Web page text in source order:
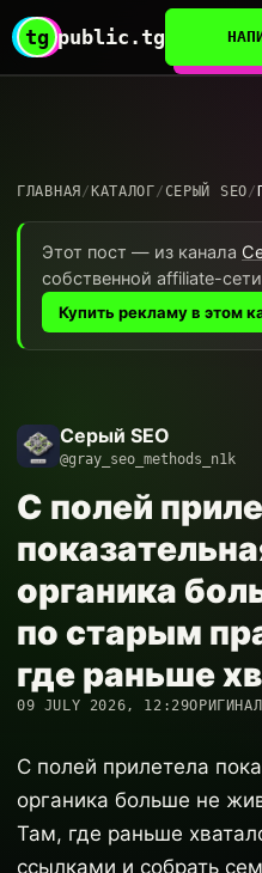
tg public.tg
ГЛАВНАЯ / КАТАЛОГ/СЕРЫЙ SEO/
Этот пост — из канала
собственной affiliate-сети
Купить рекламу в этом
Серый SEO
@gray_seo_methods_n1k
С полей
органика
по старым
где раньше
09 JULY 2026, 12:29
С полей прилетела
органика больше не
Там, где раньше
ссылками и собрать